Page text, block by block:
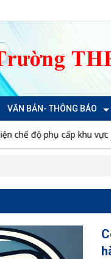
VĂN BẢN- THÔNG BÁO
phụ cấp khu vực